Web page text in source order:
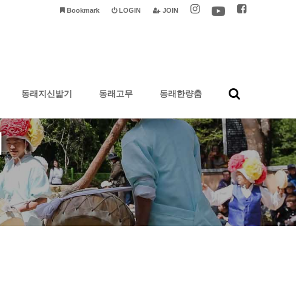
JOIN
LOGIN
Bookmark
동래지신밟기 동래고무 동래한량춤